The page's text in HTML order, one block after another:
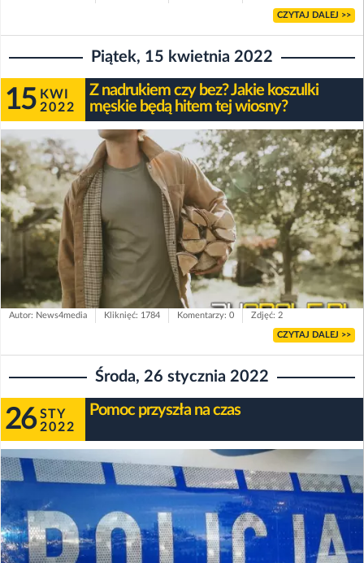
CZYTAJ DALEJ >>
Piątek, 15 kwietnia 2022
15 KWI
2022
Z nadrukiem czy bez? Jakie koszulki
męskie będą hitem tej wiosny?
Autor: News4media Kliknięć: 1784 Komentarzy: 0 Zdjęć: 2
CZYTAJ DALEJ >>
Środa, 26 stycznia 2022
26 STY
2022
Pomoc przyszła na czas